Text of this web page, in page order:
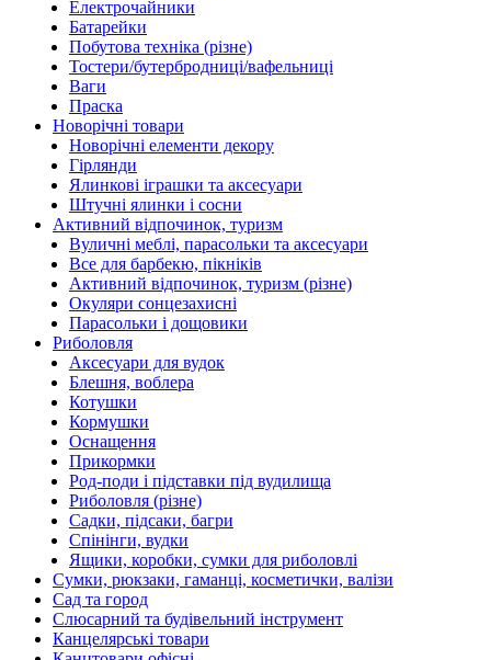
Електрочайники
Батарейки
Побутова техніка (різне)
Тостери/бутербродниці/вафельниці
Ваги
Праска
Новорічні товари
Новорічні елементи декору
Гірлянди
Ялинкові іграшки та аксесуари
Штучні ялинки і сосни
Активний відпочинок, туризм
Вуличні меблі, парасольки та аксесуари
Все для барбекю, пікніків
Активний відпочинок, туризм (різне)
Окуляри сонцезахисні
Парасольки і дощовики
Риболовля
Аксесуари для вудок
Блешня, воблера
Котушки
Кормушки
Оснащення
Прикормки
Род-поди і підставки під вудилища
Риболовля (різне)
Садки, підсаки, багри
Спінінги, вудки
Ящики, коробки, сумки для риболовлі
Сумки, рюкзаки, гаманці, косметички, валізи
Сад та город
Слюсарний та будівельний інструмент
Канцелярські товари